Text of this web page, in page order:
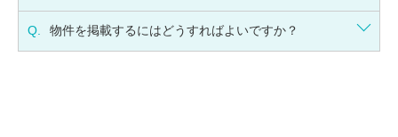
Q. 物件を掲載するにはどうすればよいですか？